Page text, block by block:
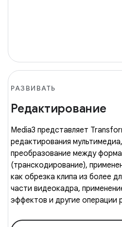
РАЗВИВАТЬ
Редактирование
Media3 представляет
редактирования
преобразование между
(транскодирование),
как обрезка клипа из более
части видеокадра,
эффектов и другие операции